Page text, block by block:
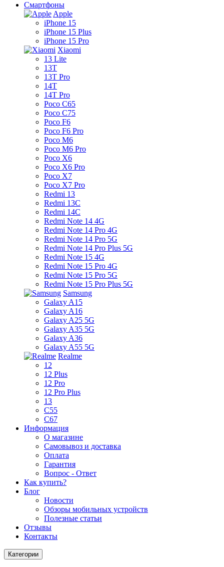
Смартфоны
Apple
iPhone 15
iPhone 15 Plus
iPhone 15 Pro
Xiaomi
13 Lite
13T
13T Pro
14T
14T Pro
Poco C65
Poco C75
Poco F6
Poco F6 Pro
Poco M6
Poco M6 Pro
Poco X6
Poco X6 Pro
Poco X7
Poco X7 Pro
Redmi 13
Redmi 13C
Redmi 14C
Redmi Note 14 4G
Redmi Note 14 Pro 4G
Redmi Note 14 Pro 5G
Redmi Note 14 Pro Plus 5G
Redmi Note 15 4G
Redmi Note 15 Pro 4G
Redmi Note 15 Pro 5G
Redmi Note 15 Pro Plus 5G
Samsung
Galaxy A15
Galaxy A16
Galaxy A25 5G
Galaxy A35 5G
Galaxy A36
Galaxy A55 5G
Realme
12
12 Plus
12 Pro
12 Pro Plus
13
C55
C67
Информация
О магазине
Самовывоз и доставка
Оплата
Гарантия
Вопрос - Ответ
Как купить?
Блог
Новости
Обзоры мобильных устройств
Полезные статьи
Отзывы
Контакты
Категории